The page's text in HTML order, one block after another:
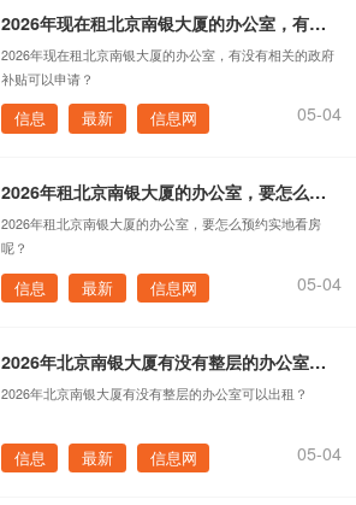
2026年现在租北京南银大厦的办公室，有没有相关的政府补贴可以申请？
2026年现在租北京南银大厦的办公室，有没有相关的政府
补贴可以申请？
信息 最新 信息网 05-04
2026年租北京南银大厦的办公室，要怎么预约实地看房呢？
2026年租北京南银大厦的办公室，要怎么预约实地看房
呢？
信息 最新 信息网 05-04
2026年北京南银大厦有没有整层的办公室可以出租？
2026年北京南银大厦有没有整层的办公室可以出租？
信息 最新 信息网 05-04